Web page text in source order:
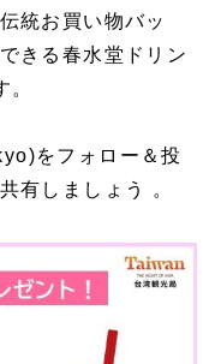
統お買い物バッ
きる春水堂ドリン
をフォロー＆投
有しましょう 。